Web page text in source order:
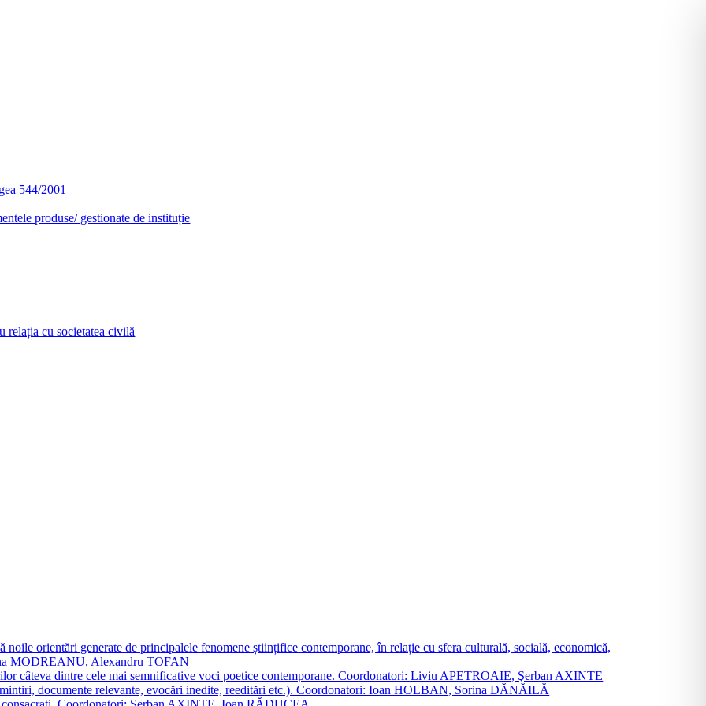
544/2001
produse/ gestionate de instituție
relația cu societatea civilă
noile orientări generate de principalele fenomene științifice contemporane, în relație cu sfera culturală, socială, economică,
MODREANU, Alexandru TOFAN
câteva dintre cele mai semnificative voci poetice contemporane. Coordonatori: Liviu APETROAIE, Şerban AXINTE
documente relevante, evocări inedite, reeditări etc.). Coordonatori: Ioan HOLBAN, Sorina DĂNĂILĂ